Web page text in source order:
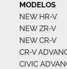
MODELOS
NEW HR-V
NEW ZR-V
NEW CR-V
CR-V
CIVIC